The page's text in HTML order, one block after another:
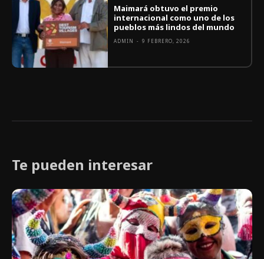
Maimará obtuvo el premio
internacional como uno de los
pueblos más lindos del mundo
ADMIN - 9 FEBRERO, 2026
Te pueden interesar